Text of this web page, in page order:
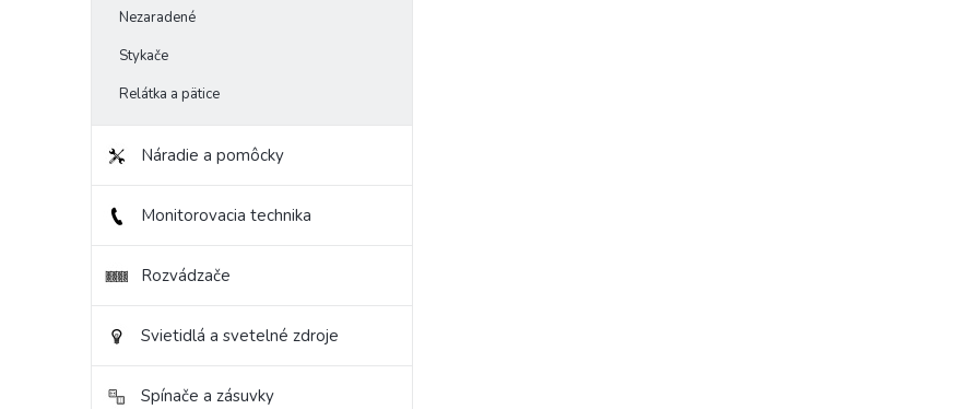
Nezaradené
Stykače
Relátka a pätice
Náradie a pomôcky
Monitorovacia technika
Rozvádzače
Svietidlá a svetelné zdroje
Spínače a zásuvky